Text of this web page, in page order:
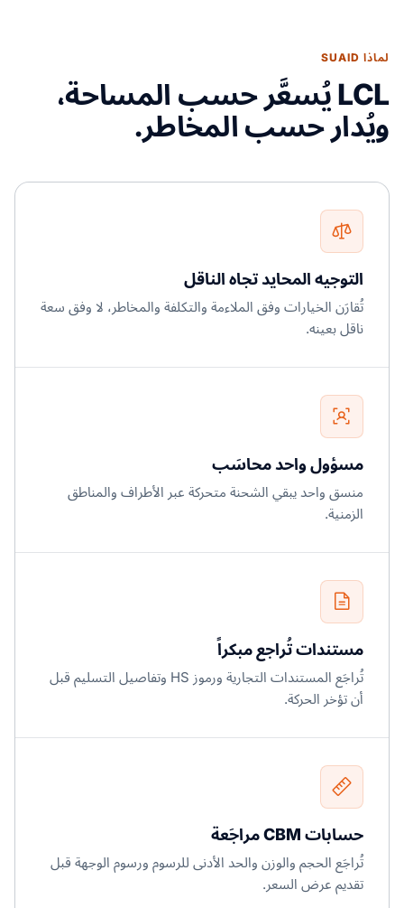
لماذا SUAID
LCL يُسعَّر حسب المساحة،
ويُدار حسب المخاطر.
التوجيه المحايد تجاه الناقل
تُقارَن الخيارات وفق الملاءمة والتكلفة والمخاطر، لا وفق سعة
ناقل بعينه.
مسؤول واحد محاسَب
منسق واحد يبقي الشحنة متحركة عبر الأطراف والمناطق
الزمنية.
مستندات تُراجع مبكراً
تُراجَع المستندات التجارية ورموز HS وتفاصيل التسليم قبل
أن تؤخر الحركة.
حسابات CBM مراجَعة
تُراجَع الحجم والوزن والحد الأدنى للرسوم ورسوم الوجهة قبل
تقديم عرض السعر.